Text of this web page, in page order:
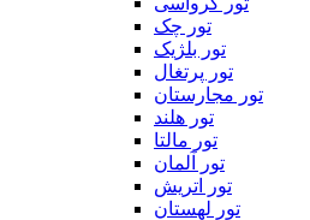
تور چک
تور بلژیک
تور پرتغال
تور مجارستان
تور هلند
تور مالتا
تور آلمان
تور اتریش
تور لهستان